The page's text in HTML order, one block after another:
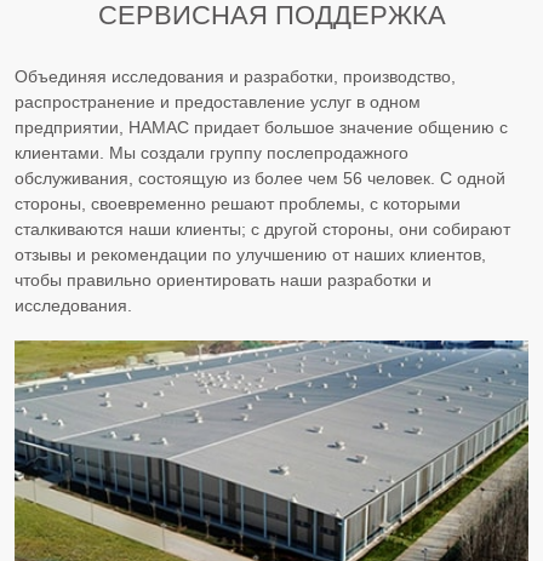
СЕРВИСНАЯ ПОДДЕРЖКА
Объединяя исследования и разработки, производство,
распространение и предоставление услуг в одном
предприятии, HAMAC придает большое значение общению с
клиентами. Мы создали группу послепродажного
обслуживания, состоящую из более чем 56 человек. С одной
стороны, своевременно решают проблемы, с которыми
сталкиваются наши клиенты; с другой стороны, они собирают
отзывы и рекомендации по улучшению от наших клиентов,
чтобы правильно ориентировать наши разработки и
исследования.